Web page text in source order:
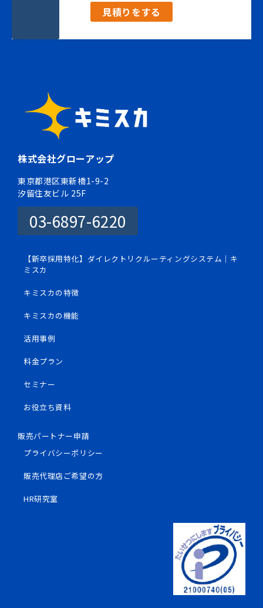
見積りをする
株式会社グローアップ
東京都港区東新橋1-9-2
汐留住友ビル 25F
03-6897-6220
【新卒採用特化】ダイレクトリクルーティングシステム｜キ
ミスカ
キミスカの特徴
キミスカの機能
活用事例
料金プラン
セミナー
お役立ち資料
販売パートナー申請
プライバシーポリシー
販売代理店ご希望の方
HR研究室